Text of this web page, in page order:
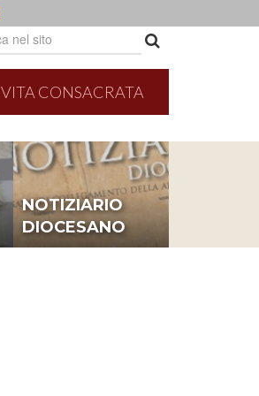
VITA CONSACRATA
NOTIZIARIO
DIOCESANO